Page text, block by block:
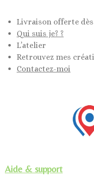
Livraison offerte dès
Qui suis je? ?
L’atelier
Retrouvez mes
Contactez-moi
Aide & support